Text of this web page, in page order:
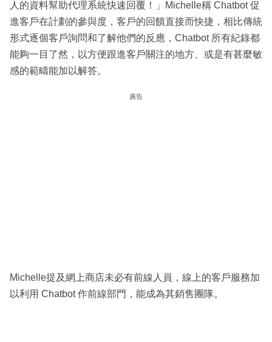
人的資料幫助代理系統快速回覆！」Michelle稱 Chatbot 促
進客戶在計劃的參與度，客戶的回饋直接而快捷，相比傳統
形式逐個客戶詢問和了解他們的反應，Chatbot 所有紀錄都
能夠一目了然，以方便跟進客戶關注的地方、或是有甚麼敏
感的範疇能加以解答。
廣告
Michelle提及網上商店未必有前線人員，線上的客戶服務加
以利用 Chatbot 作前線部門，能成為其銷售團隊。